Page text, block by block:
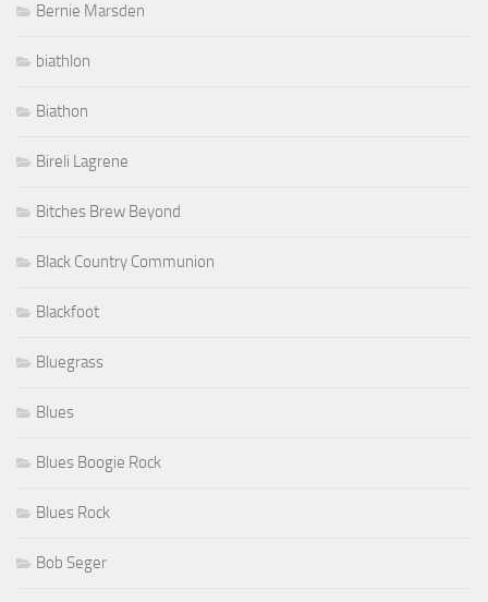
Bernie Marsden
biathlon
Biathon
Bireli Lagrene
Bitches Brew Beyond
Black Country Communion
Blackfoot
Bluegrass
Blues
Blues Boogie Rock
Blues Rock
Bob Seger